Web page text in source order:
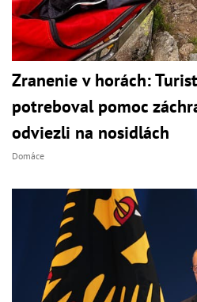
Zranenie v horách:
potreboval pomoc
odviezli na nosidlách
Domáce